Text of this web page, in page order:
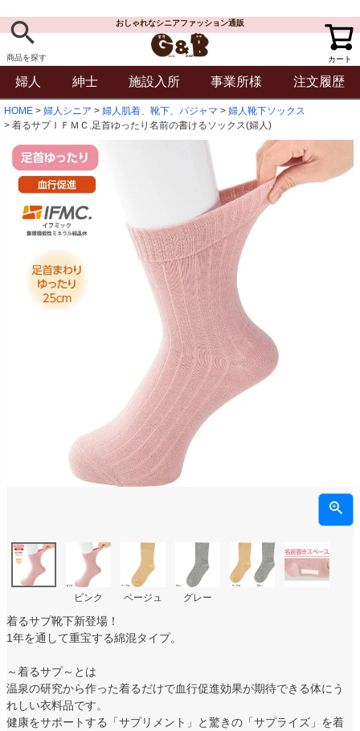
商品を探す
おしゃれなシニアファッション通販
カート
婦人 紳士 施設入所 事業所様 注文履歴
HOME 婦人シニア 婦人肌着、靴下、パジャマ
婦人靴下ソックス
着るサプＩＦＭＣ.足首ゆったり名前の書けるソックス(婦人)
ピンク ベージュ グレー
着るサプ靴下新登場！
1年を通して重宝する綿混タイプ。
～着るサプ～とは
温泉の研究から作った着るだけで血行促進効果が期待できる体にう
れしい衣料品です。
健康をサポートする「サプリメント」と驚きの「サプライズ」を着